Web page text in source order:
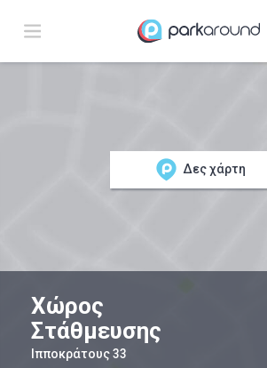
Δες χάρτη
Χώρος
Στάθμευσης
Ιπποκράτους 33